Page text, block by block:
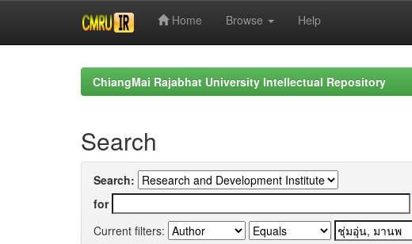
Home Browse Help
ChiangMai Rajabhat University Intellectual Repository
Search
Search:
for
Current filters: